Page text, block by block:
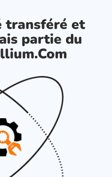
transféré et
partie du